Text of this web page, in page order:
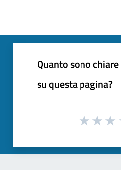
Quanto sono
su questa pagina?